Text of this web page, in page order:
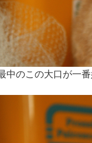
中のこの大口が一